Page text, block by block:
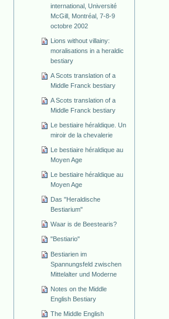
international, Université
McGill, Montréal, 7-8-9
octobre 2002
Lions without villainy:
moralisations in a heraldic
bestiary
A Scots translation of a
Middle Franck bestiary
A Scots translation of a
Middle Franck bestiary
Le bestiaire héraldique. Un
miroir de la chevalerie
Le bestiaire héraldique au
Moyen Age
Le bestiaire héraldique au
Moyen Age
Das "Heraldische
Bestiarium"
Waar is de Beestearis?
"Bestiario"
Bestiarien im
Spannungsfeld zwischen
Mittelalter und Moderne
Notes on the Middle
English Bestiary
The Middle English